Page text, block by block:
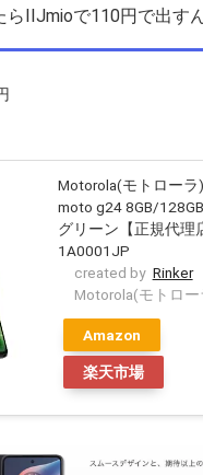
IIJmioで110円で出す
Motorola(モトローラ
moto g24 8GB/
グリーン【正規代理
1A0001JP
created by Rinker
Motorola(モトロー
Amazon
楽天市場